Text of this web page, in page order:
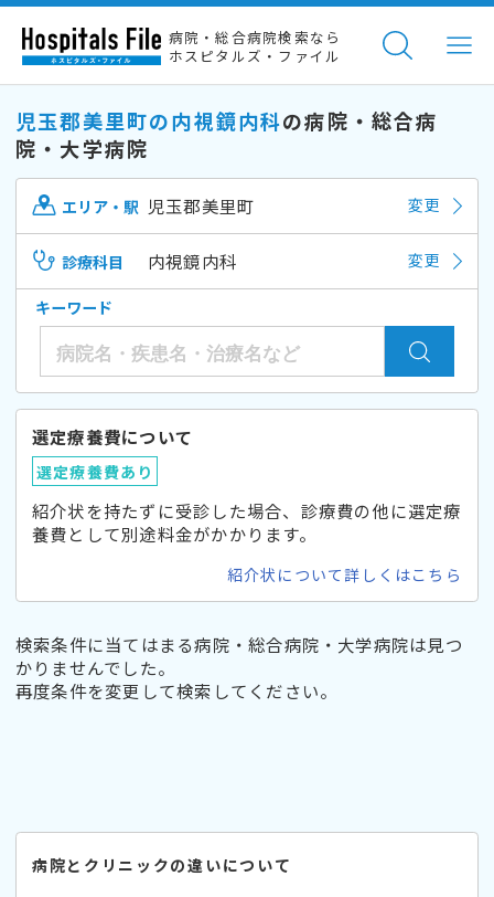
病院・総合病院検索なら
ホスピタルズ・ファイル
児玉郡美里町の内視鏡内科の病院・総合病
院・大学病院
エリア・駅 児玉郡美里町 変更
診療科目 内視鏡内科 変更
キーワード
選定療養費について
選定療養費あり
紹介状を持たずに受診した場合、診療費の他に選定療
養費として別途料金がかかります。
紹介状について詳しくはこちら
検索条件に当てはまる病院・総合病院・大学病院は見つ
かりませんでした。
再度条件を変更して検索してください。
病院とクリニックの違いについて